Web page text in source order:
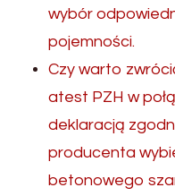
wybór
pojemności.
Czy warto
atest PZH w
deklaracją
producenta
betonowego